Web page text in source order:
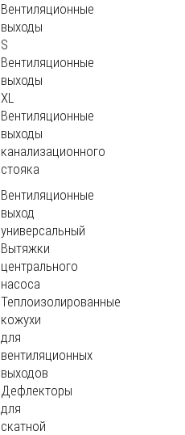
Вентиляционные
выходы
S
Вентиляционные
выходы
XL
Вентиляционные
выходы
канализационного
стояка
Вентиляционные
выход
универсальный
Вытяжки
центрального
насоса
Теплоизолированные
кожухи
для
вентиляционных
выходов
Дефлекторы
для
скатной